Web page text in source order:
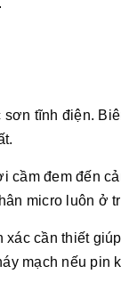
tĩnh điện.
cầm đem đến
micro luôn ở
cần thiết
mạch nếu pin